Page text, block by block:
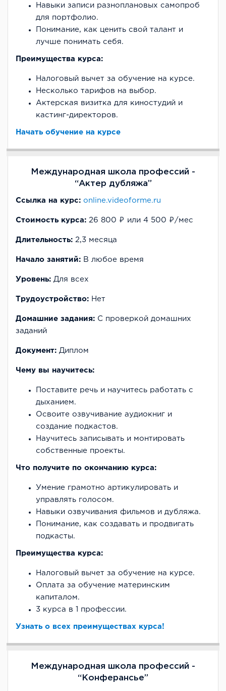
Навыки записи разноплановых самопроб
для портфолио.
Понимание, как ценить свой талант и
лучше понимать себя.
Преимущества курса:
Налоговый вычет за обучение на курсе.
Несколько тарифов на выбор.
Актерская визитка для киностудий и
кастинг-директоров.
Начать обучение на курсе
Международная школа профессий -
“Актер дубляжа”
Ссылка на курс: online.videoforme.ru
Стоимость курса: 26 800 ₽ или 4 500 ₽/мес
Длительность: 2,3 месяца
Начало занятий: В любое время
Уровень: Для всех
Трудоустройство: Нет
Домашние задания: С проверкой домашних
заданий
Документ: Диплом
Чему вы научитесь:
Поставите речь и научитесь работать с
дыханием.
Освоите озвучивание аудиокниг и
создание подкастов.
Научитесь записывать и монтировать
собственные проекты.
Что получите по окончанию курса:
Умение грамотно артикулировать и
управлять голосом.
Навыки озвучивания фильмов и дубляжа.
Понимание, как создавать и продвигать
подкасты.
Преимущества курса:
Налоговый вычет за обучение на курсе.
Оплата за обучение материнским
капиталом.
3 курса в 1 профессии.
Узнать о всех преимуществах курса!
Международная школа профессий -
“Конферансье”